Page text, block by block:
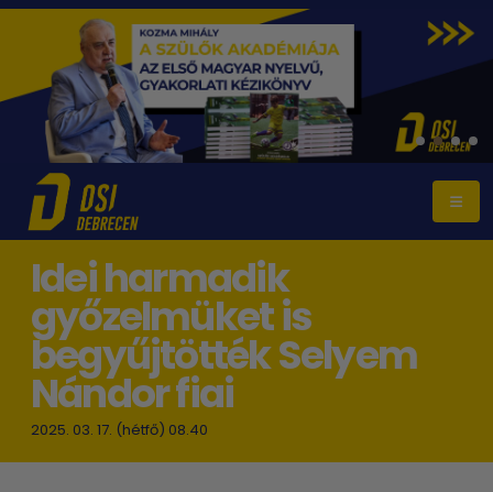
Idei harmadik
győzelmüket is
begyűjtötték Selyem
Nándor fiai
2025. 03. 17. (hétfő) 08.40